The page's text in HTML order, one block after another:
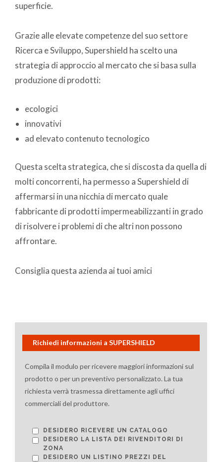
superficie.
Grazie alle elevate competenze del suo settore
Ricerca e Sviluppo, Supershield ha scelto una
strategia di approccio al mercato che si basa sulla
produzione di prodotti:
ecologici
innovativi
ad elevato contenuto tecnologico
Questa scelta strategica, che si discosta da quella di
molti concorrenti, ha permesso a Supershield di
affermarsi in una nicchia di mercato quale
fabbricante di prodotti impermeabilizzanti in grado
di risolvere i problemi di che altri non possono
affrontare.
Consiglia questa azienda ai tuoi amici
Richiedi informazioni a SUPERSHIELD
Compila il modulo per ricevere maggiori informazioni sul
prodotto o per un preventivo personalizzato. La tua
richiesta verrà trasmessa direttamente agli uffici
commerciali del produttore.
DESIDERO RICEVERE UN CATALOGO
DESIDERO LA LISTA DEI RIVENDITORI DI
ZONA
DESIDERO UN LISTINO PREZZI DEL